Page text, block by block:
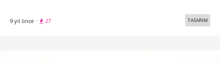
9 yıl önce · 27 TASARIM